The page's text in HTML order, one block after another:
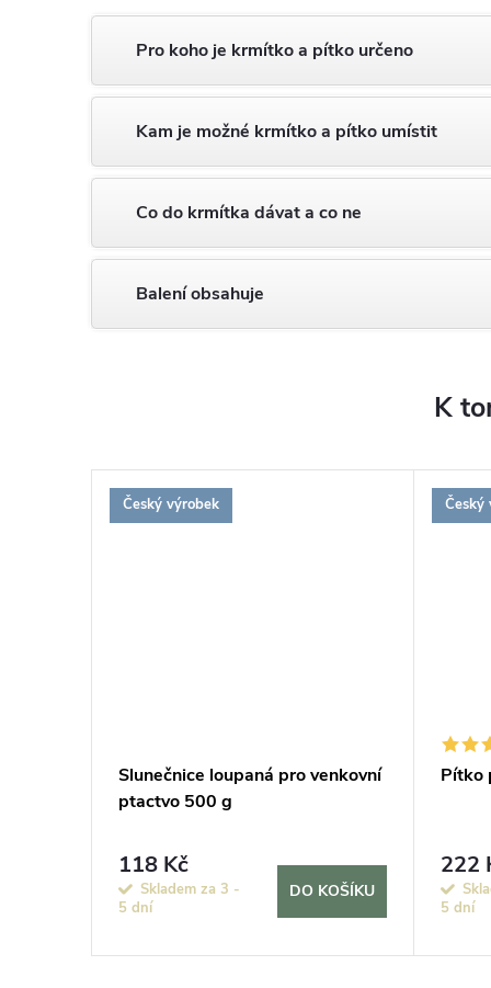
Pro koho je krmítko a pítko určeno
Kam je možné krmítko a pítko umístit
Co do krmítka dávat a co ne
Balení obsahuje
K
ZDARMA
Český výrobek
Slunečnice loupaná pro venkovní
ptactvo 500 g
118 Kč
Skladem za 3 -
5 dní
DO KOŠÍKU
Český
Pítko
222
5 dní